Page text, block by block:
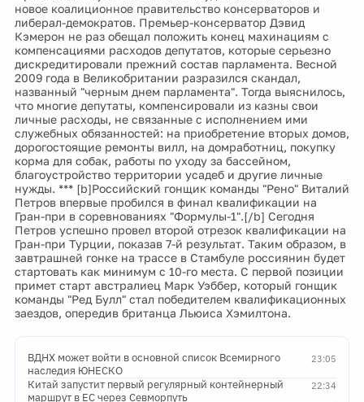
новое коалиционное правительство консерваторов и
либерал-демократов. Премьер-консерватор Дэвид
Кэмерон не раз обещал положить конец махинациям с
компенсациями расходов депутатов, которые серьезно
дискредитировали прежний состав парламента. Весной
2009 года в Великобритании разразился скандал,
названный "черным днем парламента". Тогда выяснилось,
что многие депутаты, компенсировали из казны свои
личные расходы, не связанные с исполнением ими
служебных обязанностей: на приобретение вторых домов,
дорогостоящие ремонты вилл, на домработниц, покупку
корма для собак, работы по уходу за бассейном,
благоустройство территории усадеб и другие личные
нужды. *** [b]Российский гонщик команды "Рено" Виталий
Петров впервые пробился в финал квалификации на
Гран-при в соревнованиях "Формулы-1".[/b] Сегодня
Петров успешно провел второй отрезок квалификации на
Гран-при Турции, показав 7-й результат. Таким образом, в
завтрашней гонке на трассе в Стамбуле россиянин будет
стартовать как минимум с 10-го места. С первой позиции
примет старт австралиец Марк Уэббер, который гонщик
команды "Ред Булл" стал победителем квалификационных
заездов, опередив британца Льюиса Хэмилтона.
23:05
ВДНХ может войти в основной список Всемирного
наследия ЮНЕСКО
22:34
Китай запустит первый регулярный контейнерный
маршрут в ЕС через Севморпуть